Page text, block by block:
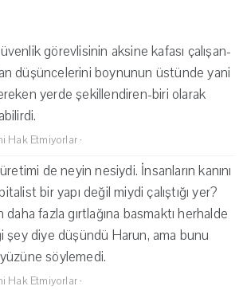
görevlisinin aksine kafası çalışan-
düşüncelerini boynunun üstünde yani
yerde şekillendiren-biri olarak
Hak Etmiyorlar ·
de neyin nesiydi. İnsanların kanını
bir yapı değil miydi çalıştığı yer?
daha fazla gırtlağına basmaktı herhalde
şey diye düşündü Harun, ama bunu
söylemedi.
Hak Etmiyorlar ·